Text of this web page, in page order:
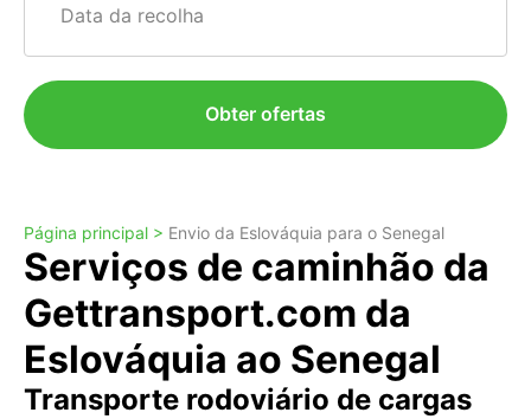
Data da recolha
Obter ofertas
Página principal > Envio da Eslováquia para o Senegal
Serviços de caminhão da
Gettransport.com da
Eslováquia ao Senegal
Transporte rodoviário de cargas